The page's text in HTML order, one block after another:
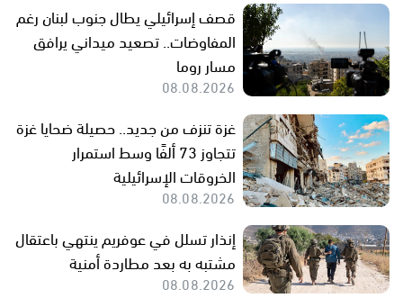
قصف إسرائيلي يطال جنوب لبنان رغم
المفاوضات.. تصعيد ميداني يرافق
مسار روما
08.08.2026
غزة تنزف من جديد.. حصيلة ضحايا غزة
تتجاوز 73 ألفًا وسط استمرار
الخروقات الإسرائيلية
08.08.2026
إنذار تسلل في عوفريم ينتهي باعتقال
مشتبه به بعد مطاردة أمنية
08.08.2026